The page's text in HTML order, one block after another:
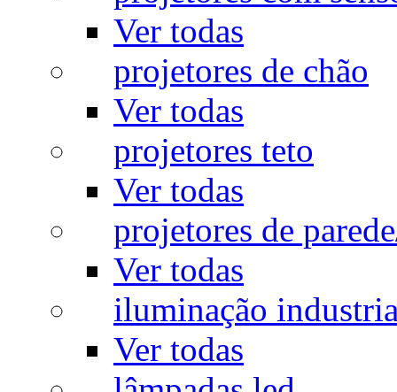
Ver todas
projetores de chão
Ver todas
projetores teto
Ver todas
projetores de
Ver todas
iluminação
Ver todas